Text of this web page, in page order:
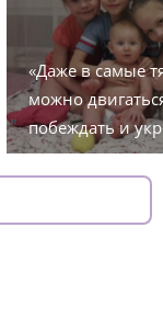
«Даже в самые
можно
побеждать и